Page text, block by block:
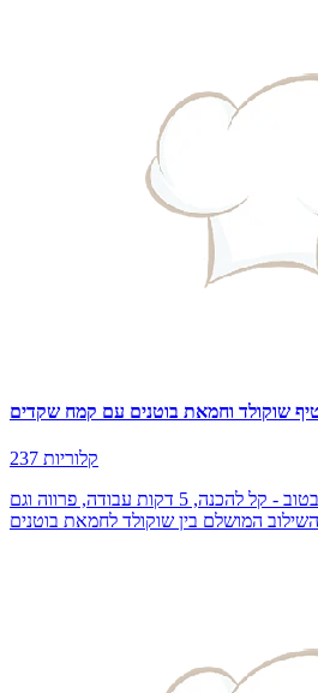
שוקולד וחמאת בוטנים עם קמח שקדים
237 קלוריות
חטיף מושלם שתמיד בא בטוב - קל להכנה, 5 דקות עבודה, פרווה וגם
המושלם בין שוקולד לחמאת בוטנים